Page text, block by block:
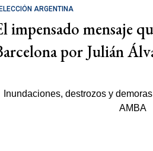
ARGENTINA
impensado mensaje
por Julián